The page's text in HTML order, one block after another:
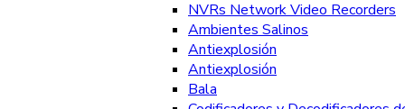
NVRs Network Video Recorders
Ambientes Salinos
Antiexplosión
Antiexplosión
Bala